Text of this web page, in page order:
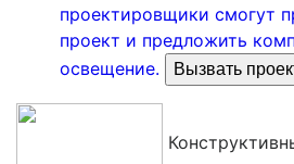
проектировщики смогут
проект и предложить
освещение.
Вызвать